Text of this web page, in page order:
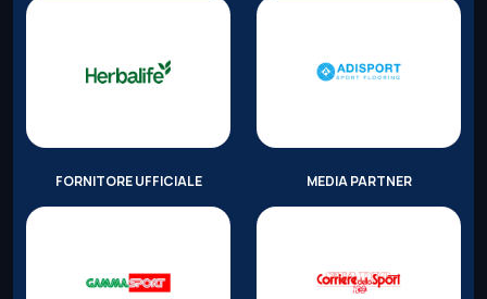
FORNITORE UFFICIALE MEDIA PARTNER